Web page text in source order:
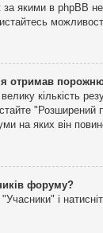
за якими в phpBB
я отримав
кількість
"Розширений
на яких він
форуму?
"Учасники" і